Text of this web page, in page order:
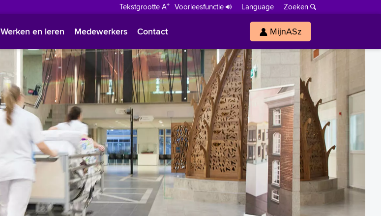
Tekstgrootte A+ Voorleesfunctie Language
Zoeken
Polski
Türkçe
Arabisch
Werken en leren Medewerkers Contact MijnASz